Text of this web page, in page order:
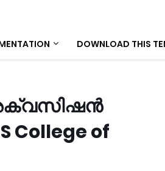
DOWNLOAD THIS
of